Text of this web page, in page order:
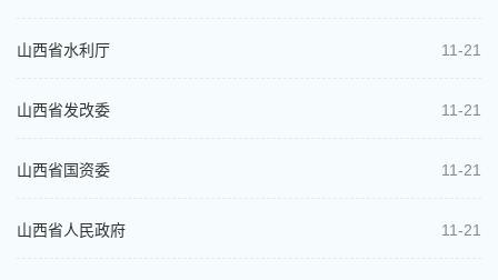
山西省水利厅 11-21
山西省发改委 11-21
山西省国资委 11-21
山西省人民政府 11-21